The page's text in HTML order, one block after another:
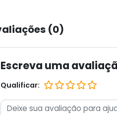
(0)
Escreva uma
Qualificar: